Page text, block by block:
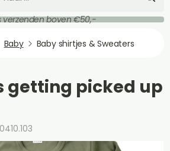
verzenden boven €50,-
Baby Baby shirtjes & Sweaters
getting picked up